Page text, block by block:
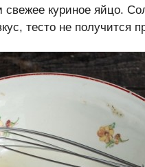
куриное яйцо.
тесто не получится